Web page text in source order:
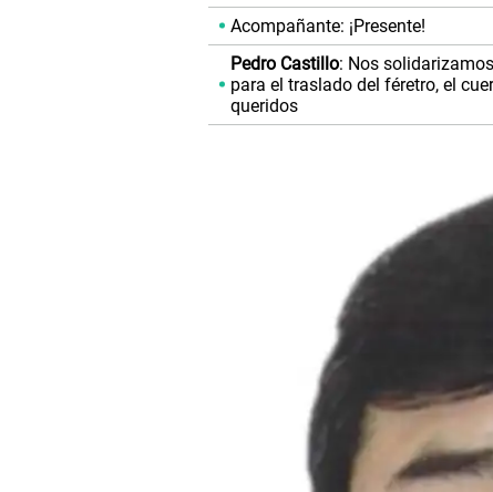
Acompañante: ¡Presente!
Pedro Castillo: Nos
para el traslado del féretro, el
queridos